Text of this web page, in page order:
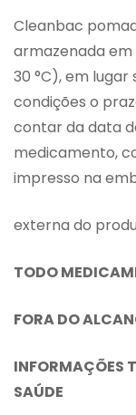
Cleanbac
armazenada
30 °C), em lugar
condições o
contar da data
medicamento,
impresso na
externa do
TODO
FORA DO
INFORMAÇÕES
SAÚDE